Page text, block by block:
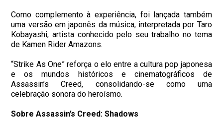
Como complemento à experiência, foi lançada também
uma versão em japonês da música, interpretada por Taro
Kobayashi, artista conhecido pelo seu trabalho no tema
de Kamen Rider Amazons.
“Strike As One” reforça o elo entre a cultura pop japonesa
e os mundos históricos e cinematográficos de
Assassin’s Creed, consolidando-se como uma
celebração sonora do heroísmo.
Sobre Assassin’s Creed: Shadows